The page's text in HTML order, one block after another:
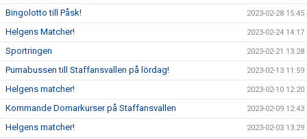
Bingolotto till Påsk! 2023-02-28 15:45
Helgens Matcher! 2023-02-24 14:17
Sportringen 2023-02-21 13:28
Pumabussen till Staffansvallen på lördag! 2023-02-13 11:59
Helgens matcher! 2023-02-10 12:20
Kommande Domarkurser på Staffansvallen 2023-02-09 12:43
Helgens matcher! 2023-02-03 13:29